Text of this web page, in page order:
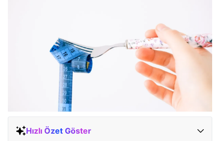
Hızlı Özet Göster